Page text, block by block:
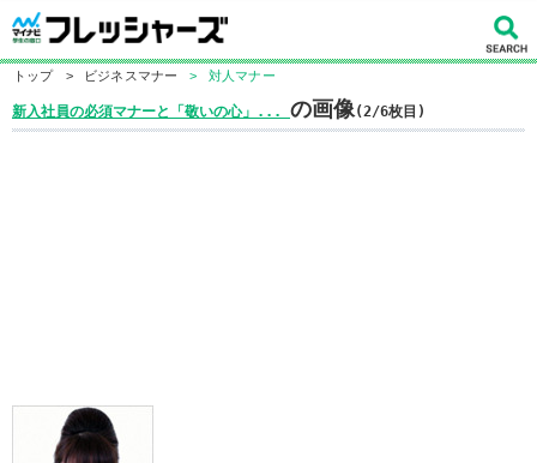
トップ > ビジネスマナー > 対人マナー
新入社員の必須マナーと「敬いの心」... の画像(2/6枚目)